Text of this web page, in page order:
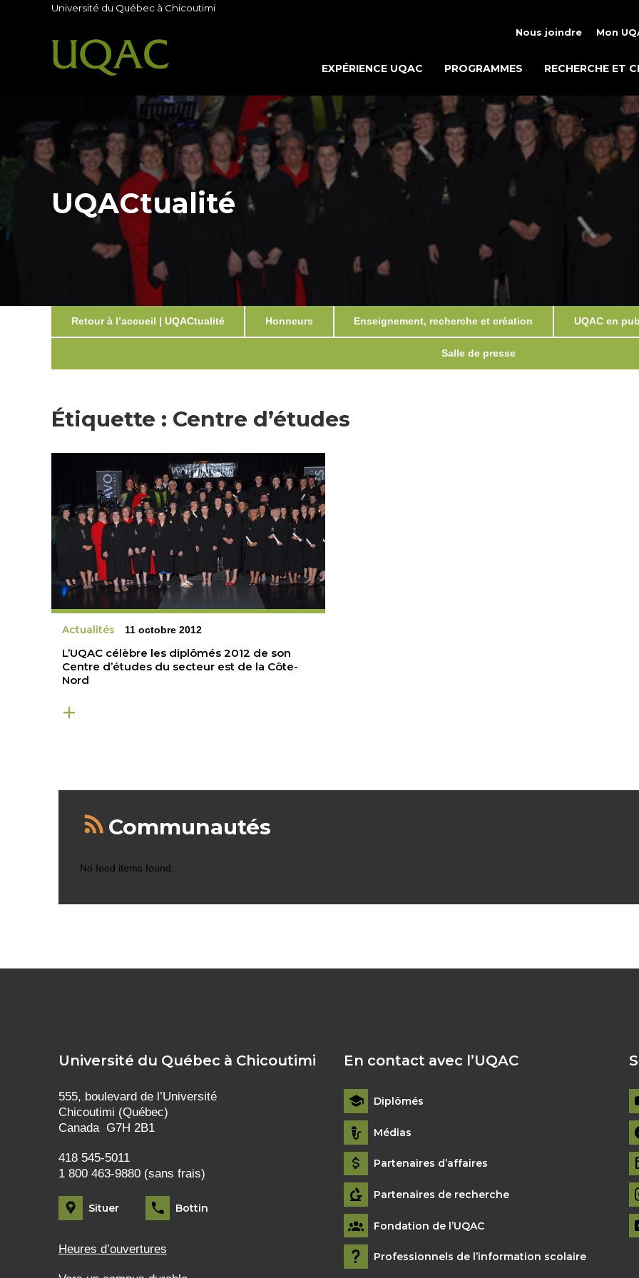
Université du Québec à Chicoutimi
Nous joindre Mon
EXPÉRIENCE UQAC PROGRAMMES RECHERCHE ET
UQACtualité
Retour à l’accueil | UQACtualité Honneurs Enseignement, recherche et création UQAC en
Salle de presse
Étiquette : Centre d’études
Actualités 11 octobre 2012
L’UQAC célèbre les diplômés 2012 de son
Centre d’études du secteur est de la Côte-
Nord
Communautés
No feed items found.
Université du Québec à Chicoutimi
555, boulevard de l’Université
Chicoutimi (Québec)
Canada G7H 2B1
418 545-5011
1 800 463-9880 (sans frais)
Situer Bottin
Heures d’ouvertures
En contact avec l’UQAC
Diplômés
Médias
Partenaires d’affaires
Partenaires de recherche
Fondation de l’UQAC
Professionnels de l’information scolaire